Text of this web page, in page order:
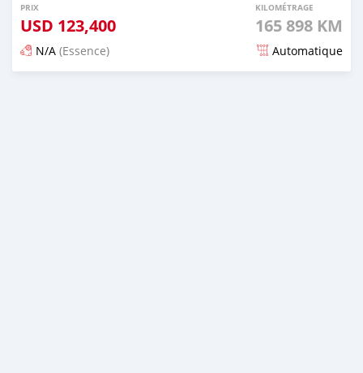
PRIX
USD 123,400
KILOMÉTRAGE
165 898 KM
N/A (Essence) Automatique